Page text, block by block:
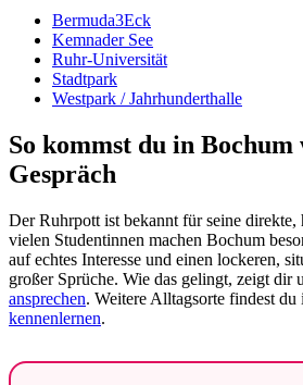
Bermuda3Eck
Kemnader See
Ruhr-Universität
Stadtpark
Westpark / Jahrhunderthalle
So kommst du in
Gespräch
Der Ruhrpott ist bekannt für seine
vielen Studentinnen machen Bochum
auf echtes Interesse und einen lockeren,
großer Sprüche. Wie das gelingt, zeigt dir
ansprechen. Weitere Alltagsorte findest
kennenlernen.